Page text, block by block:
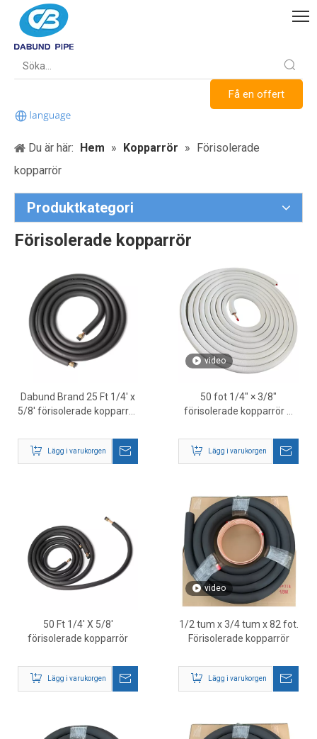
Få en offert
Du är här: Hem » Kopparrör » Förisolerade
kopparrör
Produktkategori
Förisolerade kopparrör
Dabund Brand 25 Ft 1/4' x
5/8' förisolerade kopparrör
Leverantör
Lägg i varukorgen
video
50 fot 1/4″ × 3/8″
förisolerade kopparrör –
köldmedieledningssats
Lägg i varukorgen
50 Ft 1/4' X 5/8'
förisolerade kopparrör
Lägg i varukorgen
video
1/2 tum x 3/4 tum x 82 fot.
Förisolerade kopparrör
Lägg i varukorgen